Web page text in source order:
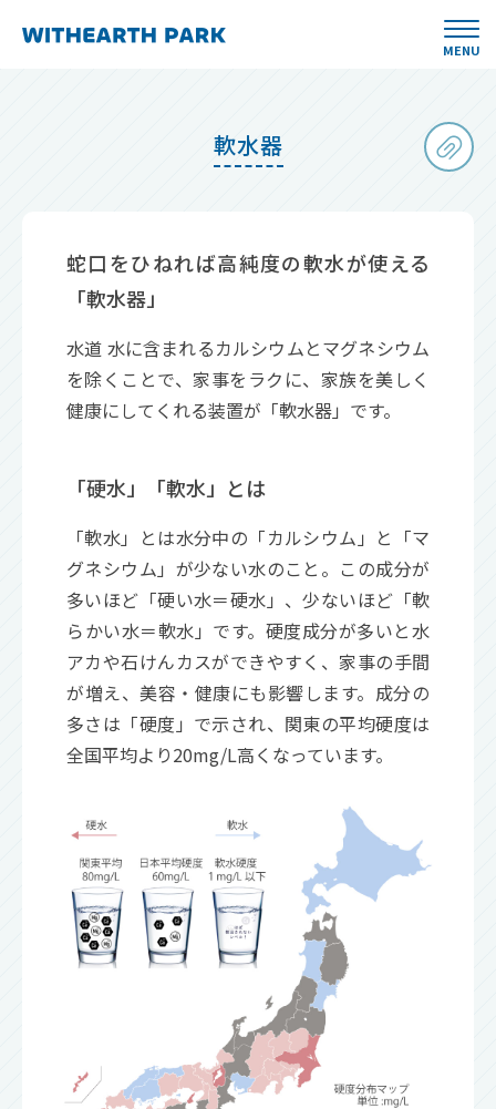
MENU
軟水器
蛇口をひねれば高純度の軟水が使える
「軟水器」
水道 水に含まれるカルシウムとマグネシウム
を除くことで、家事をラクに、家族を美しく
健康にしてくれる装置が「軟水器」です。
「硬水」「軟水」とは
「軟水」とは水分中の「カルシウム」と「マ
グネシウム」が少ない水のこと。この成分が
多いほど「硬い水＝硬水」、少ないほど「軟
らかい水＝軟水」です。硬度成分が多いと水
アカや石けんカスができやすく、家事の手間
が増え、美容・健康にも影響します。成分の
多さは「硬度」で示され、関東の平均硬度は
全国平均より20mg/L高くなっています。